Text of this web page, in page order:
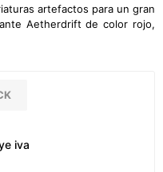
artefactos para un gran
Aetherdrift de color rojo,
iva